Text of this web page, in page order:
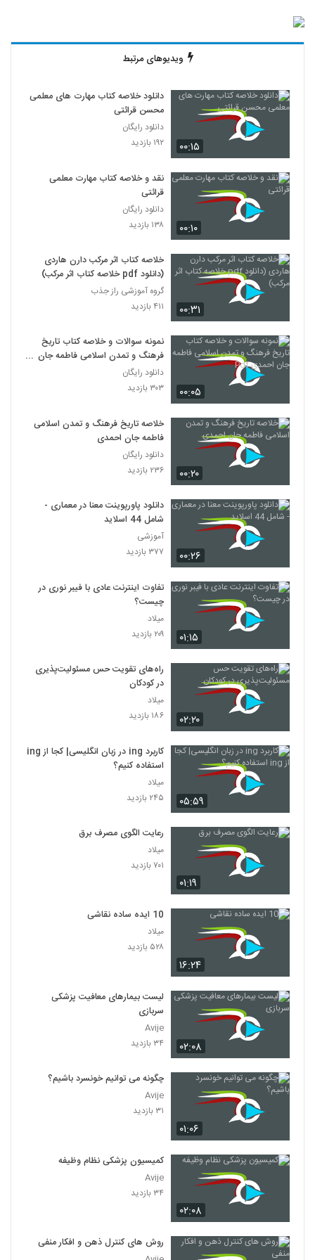
ویدیوهای مرتبط
۰۰:۱۵
دانلود خلاصه کتاب مهارت های معلمی
محسن قرائتی
دانلود رایگان
۱۹۲ بازدید
۰۰:۱۰
نقد و خلاصه کتاب مهارت معلمی
قرائتی
دانلود رایگان
۱۳۸ بازدید
۰۰:۳۱
خلاصه کتاب اثر مرکب دارن هاردی
(دانلود pdf خلاصه کتاب اثر مرکب)
گروه آموزشی راز جذب
۴۱۱ بازدید
۰۰:۰۵
نمونه سوالات و خلاصه کتاب تاریخ
فرهنگ و تمدن اسلامی فاطمه جان
احمدی Pdf
دانلود رایگان
۳۰۳ بازدید
۰۰:۲۰
خلاصه تاریخ فرهنگ و تمدن اسلامی
فاطمه جان احمدی
دانلود رایگان
۲۳۶ بازدید
۰۰:۲۶
دانلود پاورپوینت معنا در معماری -
شامل 44 اسلاید
آموزشی
۳۷۷ بازدید
۰۱:۱۵
تفاوت اینترنت عادی با فیبر نوری در
چیست؟
میلاد
۲۰۹ بازدید
۰۲:۲۰
راه‌های تقویت حس مسئولیت‌پذیری
در کودکان
میلاد
۱۸۶ بازدید
۰۵:۵۹
کاربرد ing در زبان انگلیسی| کجا از ing
استفاده کنیم؟
میلاد
۲۴۵ بازدید
۰۱:۱۹
رعایت الگوی مصرف برق
میلاد
۷۰۱ بازدید
۱۶:۲۴
10 ایده ساده نقاشی
میلاد
۵۲۸ بازدید
۰۲:۰۸
لیست بیمارهای معافیت پزشکی
سربازی
Avije
۳۴ بازدید
۰۱:۰۶
چگونه می توانیم خونسرد باشیم؟
Avije
۳۱ بازدید
۰۲:۰۸
کمیسیون پزشکی نظام وظیفه
Avije
۳۴ بازدید
روش های کنترل ذهن و افکار منفی